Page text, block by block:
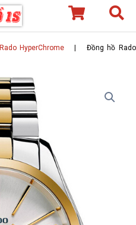
Rado HyperChrome
Đồng hồ Rado